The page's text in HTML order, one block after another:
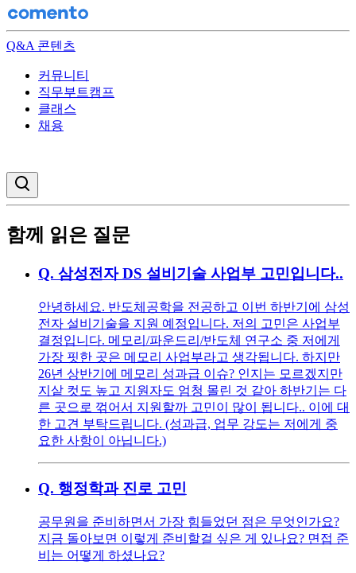
Q&A 콘텐츠
커뮤니티
직무부트캠프
클래스
채용
함께 읽은 질문
Q. 삼성전자 DS 설비기술 사업부 고민입니다..
안녕하세요. 반도체공학을 전공하고 이번 하반기에 삼성
전자 설비기술을 지원 예정입니다. 저의 고민은 사업부
결정입니다. 메모리/파운드리/반도체 연구소 중 저에게
가장 핏한 곳은 메모리 사업부라고 생각됩니다. 하지만
26년 상반기에 메모리 성과급 이슈? 인지는 모르겠지만
지샅 컷도 높고 지원자도 엄청 몰린 것 같아 하반기는 다
른 곳으로 꺾어서 지원할까 고민이 많이 됩니다.. 이에 대
한 고견 부탁드립니다. (성과급, 업무 강도는 저에게 중
요한 사항이 아닙니다.)
Q. 행정학과 진로 고민
공무원을 준비하면서 가장 힘들었던 점은 무엇인가요?
지금 돌아보면 이렇게 준비할걸 싶은 게 있나요? 면접 준
비는 어떻게 하셨나요?